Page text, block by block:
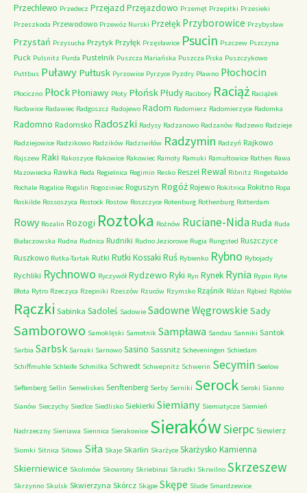
Przechlewo Przedecz Przejazd Przejazdowo Przemęt Przepitki Przesieki
Przeszkoda Przewodowo Przewóz Nurski Przełęk Przyborowice Przybysław
Przystań Przysucha Przytyk Przyłęk Przęsławice Psucin Pszczew Pszczyna
Puck Pulsnitz Purda Pustelnik Puszcza Mariańska Puszcza Piska Puszczykowo
Puttbus Puławy Pułtusk Pyrzowice Pyrzyce Pyzdry Pławno Płochocin
Płociczno PłockPłoniawy Płoty PłońskPłudy Racibory Raciąż Raciążek
Racławice Radawiec Radgoszcz Radojewo Radom Radomierz Radomierzyce Radomka
Radomno Radomsko Radoszki Radysy Radzanowo Radzanów Radzewo Radzieje
Radziejowice Radzikowo Radzików Radziwiłów Radzymin Radzyń Rajkowo
Rajszew Raki Rakoszyce Rakowice Rakowiec Ramoty Ramuki Ramułtowice Rathen Rawa
Mazowiecka Rawka Reda Regielnica Regimin Resko Reszel Rewal Ribnitz Ringebalde
Rochale Rogalice Rogalin Rogoziniec Roguszyn Rogóż Rojewo Rokitnica Rokitno Ropa
Roskilde Rossoszyca Rostock Rostow Roszczyce Rotenburg Rothenburg Rotterdam
Rowy Rozalin Rozogi Roztoka Rożnów Ruciane-NidaRuda Ruda
Białaczowska Rudna Rudnica Rudniki Rudno Jeziorowe Rugia Rungsted Ruszczyce
Ruszkowo Rutka-Tartak Rutki Rutki Kossaki Ruś Rybienko Rybno Rybojady
Rychliki Rychnowo Ryczywół Rydzewo Ryki Ryn Rynek Rynia Rypin Ryte
Błota Rytro Rzeczyca Rzepniki Rzeszów Rzuców Rzymsko Rząśnik Różan Rąbież Rąblów
Rączki Sabinka Sadoleś Sadowie Sadowne Węgrowskie Sady
Samborowo Samoklęski Samotnik Sampława Sandau Sanniki Santok
Sarbia Sarbsk Sarnaki Sarnowo Sasino Sassnitz Scheveningen Schiedam
Schiffmuhle Schleife Schmilka Schwedt Schwepnitz Schwerin Secymin Seelow
Seftenberg Sellin Semeliskes Senftenberg Serby Serniki Serock Seroki Sianno
Sianów Sieczychy Siedlce Siedlisko Siekierki Siemiany Siemiatycze Siemień
Nadrzeczny Sieniawa Siennica Sierakowice SierakówSierpc Siewierz
Siomki Sitnica Sitowa Siła Skaje Skarlin Skarżyce Skarżysko Kamienna
Skierniewice Skolimów Skowrony Skriebinai Skrudki Skrwilno Skrzeszew
Skrzynno Skulsk Skwierzyna Skórcz Skąpe Skępe Slude Smardzewice